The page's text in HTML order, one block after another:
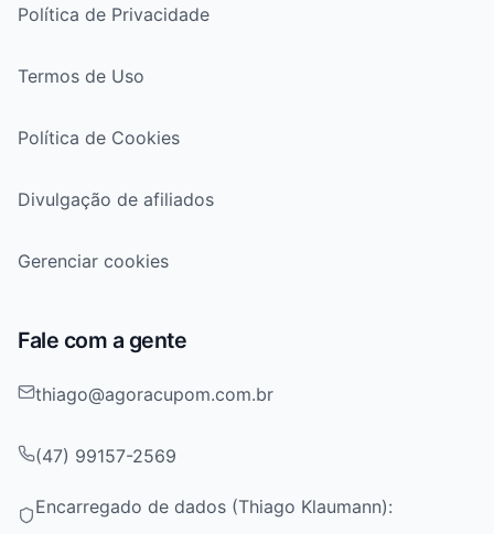
Política de Privacidade
Termos de Uso
Política de Cookies
Divulgação de afiliados
Gerenciar cookies
Fale com a gente
thiago@agoracupom.com.br
(47) 99157-2569
Encarregado de dados (Thiago Klaumann):